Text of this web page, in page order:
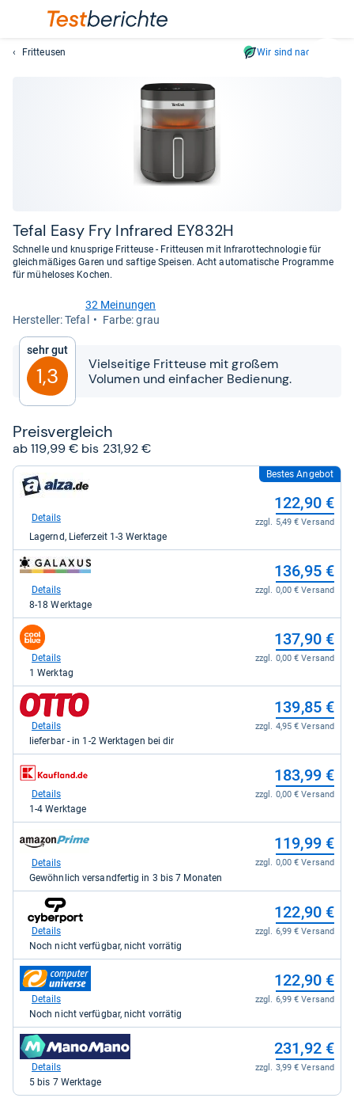
und
lassen
Fritteusen Wir sind nachhaltig
Tefal Easy Fry Infra­red EY832H
Schnelle und knusprige Fritteuse - Fritteusen mit Infrarottechnologie für
gleichmäßiges Garen und saftige Speisen. Acht automatische Programme
für müheloses Kochen.
von
Sternen
32 Meinungen
Her­stel­ler: Tefal
Farbe: grau
Sehr gut
1,3
Vielseitige Fritteuse mit großem
Volumen und einfacher Bedienung.
Preis­ver­gleich
ab 119,99 € bis 231,92 €
zum
Shop:
alza.de
122,90
kaufen.
Bestes Angebot
122,90 €
zzgl. 5,49 € Versand
Details
Lagernd, Lieferzeit 1-3 Werktage
zum
Shop:
galaxus
136,95
kaufen.
136,95 €
zzgl. 0,00 € Versand
Details
8-18 Werktage
zum
Shop:
coolblue
137,90
kaufen.
137,90 €
zzgl. 0,00 € Versand
Details
1 Werktag
zum
Shop:
Otto.de
kaufen.
139,85 €
zzgl. 4,95 € Versand
Details
lieferbar - in 1-2 Werktagen bei dir
zum
Shop:
Kaufland
kaufen.
183,99 €
zzgl. 0,00 € Versand
Details
1-4 Werktage
zum
Shop:
Amazon.de
119,99
kaufen.
119,99 €
zzgl. 0,00 € Versand
Details
Gewöhnlich versandfertig in 3 bis 7 Monaten
Shop:
Cyberport.de
122,90
kaufen.
122,90 €
zzgl. 6,99 € Versand
Details
Noch nicht verfügbar, nicht vorrätig
zum
Shop:
computeruniverse.net
122,90
kaufen.
122,90 €
zzgl. 6,99 € Versand
Details
Noch nicht verfügbar, nicht vorrätig
zum
Shop:
Manomano
231,92 €
zzgl. 3,99 € Versand
Details
5 bis 7 Werktage